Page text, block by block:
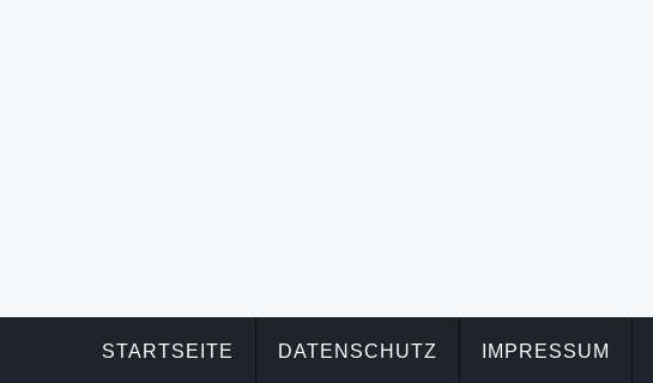
STARTSEITE DATENSCHUTZ IMPRESSUM